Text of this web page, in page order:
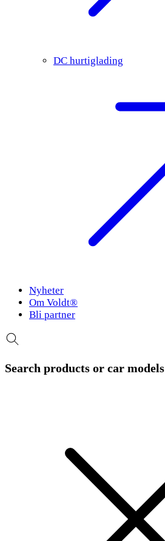
DC hurtiglading
Nyheter
Om Voldt®
Bli partner
Search products or car models